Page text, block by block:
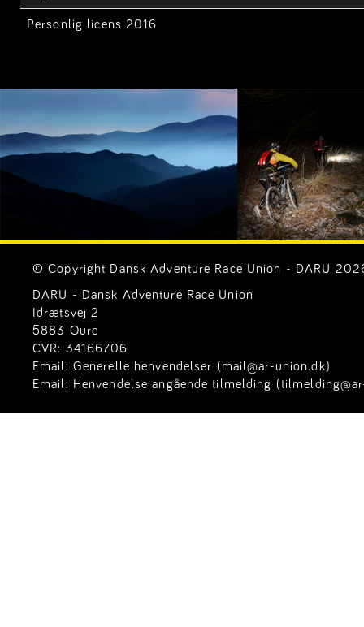
Personlig licens 2016
© Copyright Dansk Adventure Race Union - DARU
DARU - Dansk Adventure Race Union
Idrætsvej 2
5883 Oure
CVR: 34166706
Email: Generelle henvendelser (mail@ar-union.dk)
Email: Henvendelse angående tilmelding